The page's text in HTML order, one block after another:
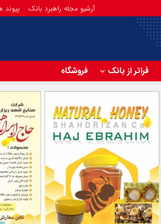
آرشیو مجله راهبرد بانک پیوند
فراتر از بانک فروشگاه
اینستاگرام
تلگرام
آپارات